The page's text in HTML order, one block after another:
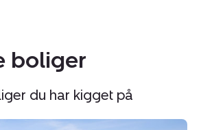
boliger
du har kigget på